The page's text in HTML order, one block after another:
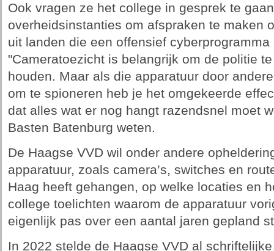
Ook vragen ze het college in gesprek te
overheidsinstanties om afspraken te maken
uit landen die een offensief
"Cameratoezicht is belangrijk om de politie
houden. Maar als die apparatuur door
om te spioneren heb je het omgekeerde
dat alles wat er nog hangt razendsnel moet
Basten Batenburg weten.
De Haagse VVD wil onder andere
apparatuur, zoals camera’s, switches en
Haag heeft gehangen, op welke locaties en
college toelichten waarom de apparatuur
eigenlijk pas over een aantal jaren gepland
In 2022 stelde de Haagse VVD al